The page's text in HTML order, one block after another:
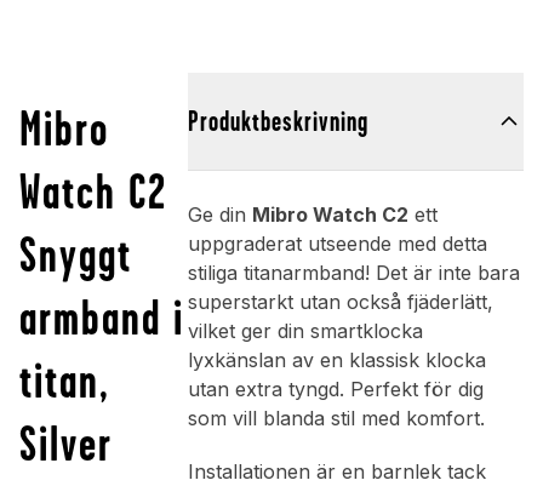
Mibro
Watch C2
Snyggt
armband i
titan,
Silver
Produktbeskrivning
Ge din Mibro Watch C2 ett
uppgraderat utseende med detta
stiliga titanarmband! Det är inte bara
superstarkt utan också fjäderlätt,
vilket ger din smartklocka
lyxkänslan av en klassisk klocka
utan extra tyngd. Perfekt för dig
som vill blanda stil med komfort.
Installationen är en barnlek tack